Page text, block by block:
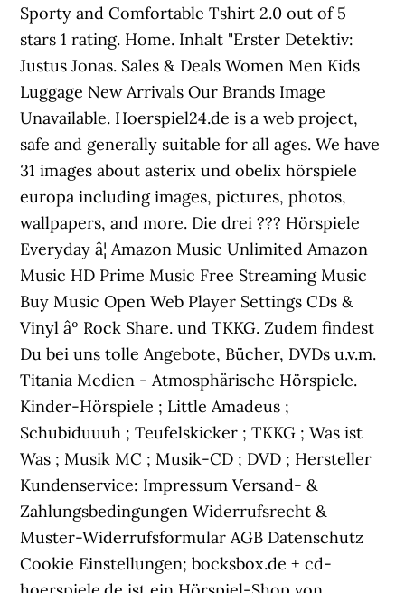
Sporty and Comfortable Tshirt 2.0 out of 5
stars 1 rating. Home. Inhalt "Erster Detektiv:
Justus Jonas. Sales & Deals Women Men Kids
Luggage New Arrivals Our Brands Image
Unavailable. Hoerspiel24.de is a web project,
safe and generally suitable for all ages. We have
31 images about asterix und obelix hörspiele
europa including images, pictures, photos,
wallpapers, and more. Die drei ??? Hörspiele
Everyday â¦ Amazon Music Unlimited Amazon
Music HD Prime Music Free Streaming Music
Buy Music Open Web Player Settings CDs &
Vinyl âº Rock Share. und TKKG. Zudem findest
Du bei uns tolle Angebote, Bücher, DVDs u.v.m.
Titania Medien - Atmosphärische Hörspiele.
Kinder-Hörspiele ; Little Amadeus ;
Schubiduuuh ; Teufelskicker ; TKKG ; Was ist
Was ; Musik MC ; Musik-CD ; DVD ; Hersteller
Kundenservice: Impressum Versand- &
Zahlungsbedingungen Widerrufsrecht &
Muster-Widerrufsformular AGB Datenschutz
Cookie Einstellungen; bocksbox.de + cd-